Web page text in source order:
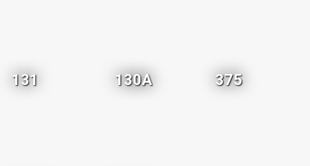
131 130A 375